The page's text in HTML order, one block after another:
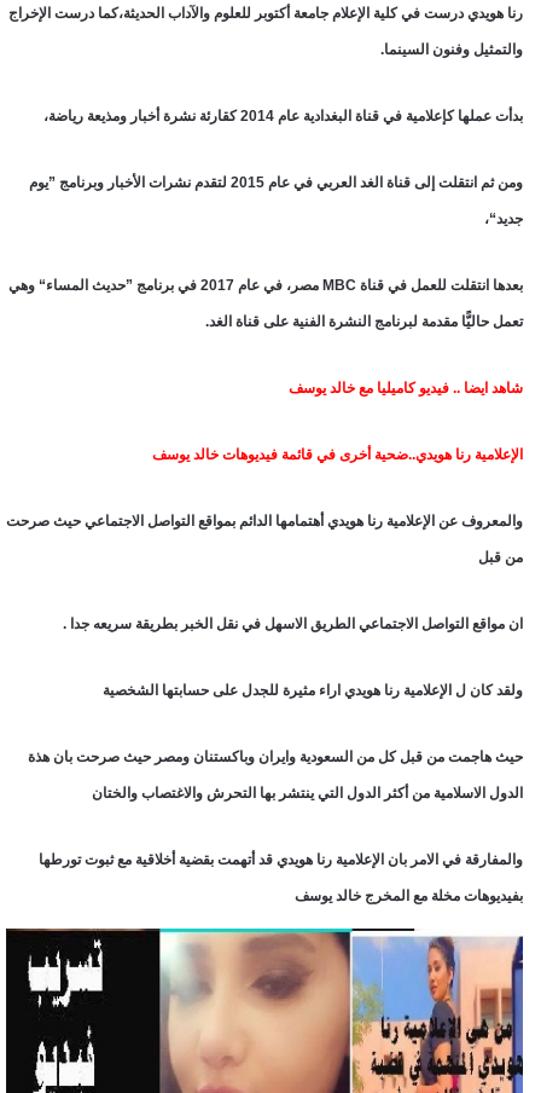
رنا هويدي درست في كلية الإعلام جامعة أكتوبر للعلوم والآداب الحديثة،كما درست الإخراج
والتمثيل وفنون السينما.
بدأت عملها كإعلامية في قناة البغدادية عام 2014 كقارئة نشرة أخبار ومذيعة رياضة،
ومن ثم انتقلت إلى قناة الغد العربي في عام 2015 لتقدم نشرات الأخبار وبرنامج ”يوم
جديد“،
بعدها انتقلت للعمل في قناة MBC مصر، في عام 2017 في برنامج ”حديث المساء“ وهي
تعمل حاليًّا مقدمة لبرنامج النشرة الفنية على قناة الغد.
شاهد ايضا .. فيديو كاميليا مع خالد يوسف
الإعلامية رنا هويدي..ضحية أخرى في قائمة فيديوهات خالد يوسف
والمعروف عن الإعلامية رنا هويدي أهتمامها الدائم بمواقع التواصل الاجتماعي حيث صرحت
من قبل
ان مواقع التواصل الاجتماعي الطريق الاسهل في نقل الخبر بطريقة سريعه جدا .
ولقد كان ل الإعلامية رنا هويدي اراء مثيرة للجدل على حسابتها الشخصية
حيث هاجمت من قبل كل من السعودية وايران وباكستنان ومصر حيث صرحت بان هذة
الدول الاسلامية من أكثر الدول التي ينتشر بها التحرش والاغتصاب والختان
والمفارقة في الامر بان الإعلامية رنا هويدي قد أتهمت بقضية أخلاقية مع ثبوت تورطها
بفيديوهات مخلة مع المخرج خالد يوسف